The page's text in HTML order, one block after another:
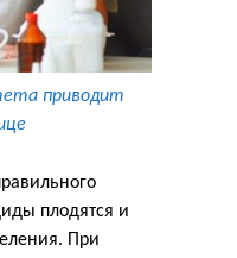
приводит
плодятся и
При